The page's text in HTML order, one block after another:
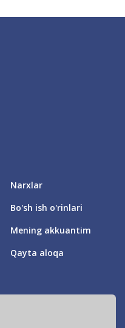
Narxlar
Bo'sh ish o'rinlari
Mening akkuantim
Qayta aloqa